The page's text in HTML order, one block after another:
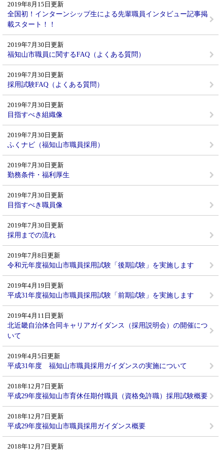
2019年8月15日更新
全国初！インターンシップ生による先輩職員インタビュー記事掲
載スタート！！
2019年7月30日更新
福知山市職員に関するFAQ（よくある質問）
2019年7月30日更新
採用試験FAQ（よくある質問）
2019年7月30日更新
目指すべき組織像
2019年7月30日更新
ふくナビ（福知山市職員採用）
2019年7月30日更新
勤務条件・福利厚生
2019年7月30日更新
目指すべき職員像
2019年7月30日更新
採用までの流れ
2019年7月8日更新
令和元年度福知山市職員採用試験「後期試験」を実施します
2019年4月19日更新
平成31年度福知山市職員採用試験「前期試験」を実施します
2019年4月11日更新
北近畿自治体合同キャリアガイダンス（採用説明会）の開催につ
いて
2019年4月5日更新
平成31年度 福知山市職員採用ガイダンスの実施について
2018年12月7日更新
平成29年度福知山市育休任期付職員（資格免許職）採用試験概要
2018年12月7日更新
平成29年度福知山市職員採用ガイダンス概要
2018年12月7日更新